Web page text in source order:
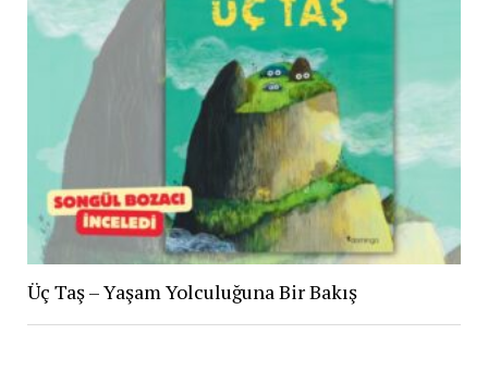
Üç Taş – Yaşam Yolculuğuna Bir Bakış